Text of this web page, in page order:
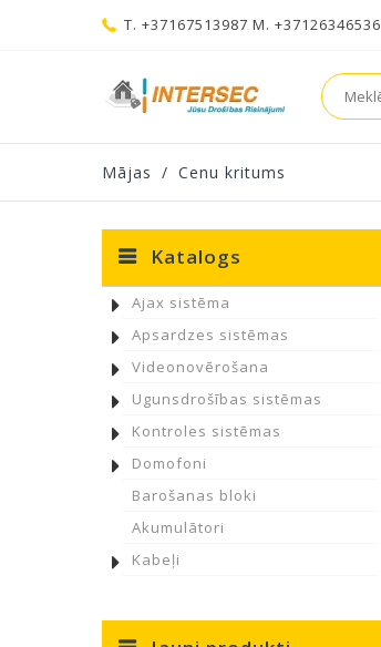
T. +37167513987 M. +37126346536
Mājas / Cenu kritums
Katalogs
Ajax sistēma
Apsardzes sistēmas
Videonovērošana
Ugunsdrošības sistēmas
Kontroles sistēmas
Domofoni
Barošanas bloki
Akumulātori
Kabeļi